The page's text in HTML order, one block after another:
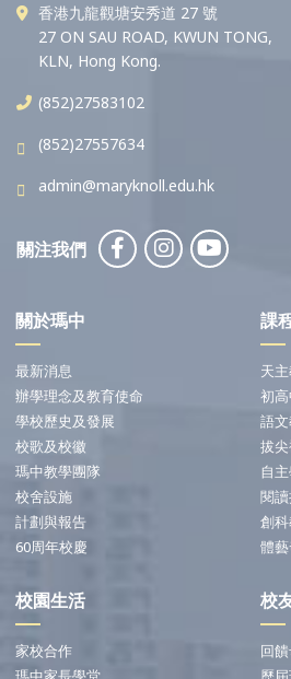
香港九龍觀塘安秀道 27 號
27 ON SAU ROAD, KWUN TONG,
KLN, Hong Kong.
(852)27583102
(852)27557634
admin@maryknoll.edu.hk
關注我們
關於瑪中
最新消息
辦學理念及教育使命
學校歷史及發展
校歌及校徽
瑪中教學團隊
校舍設施
計劃與報告
60周年校慶
課
天
初
語
拔
自
閱
創
體
校園生活
家校合作
校
回